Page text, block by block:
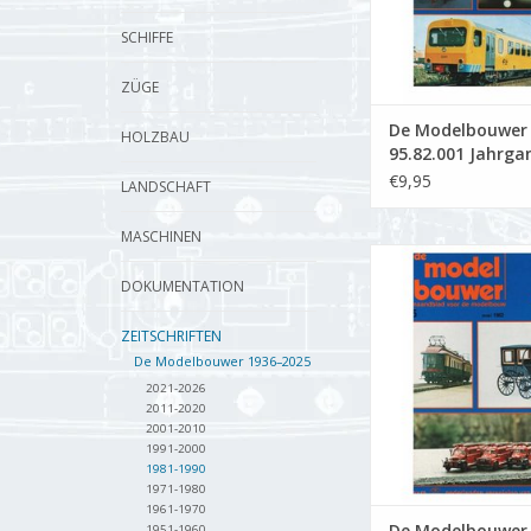
SCHIFFE
ZÜGE
HOLZBAU
LANDSCHAFT
MASCHINEN
DOKUMENTATION
ZEITSCHRIFTEN
De Modelbouwer 1936–2025
2021-2026
2011-2020
2001-2010
1991-2000
1981-1990
1971-1980
1961-1970
De Modelbouwer
95.82.001
Modelbouwer"
€9,95
De Modelbouwer
Jahrgang "Der
Ausgabe :
ZUM WARENKORB